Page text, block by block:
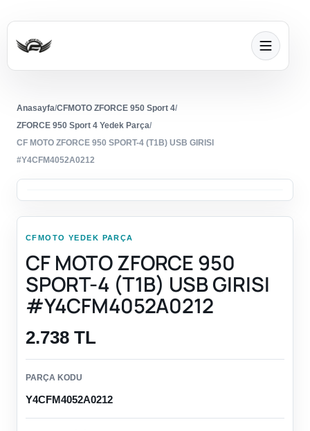
Anasayfa/CFMOTO ZFORCE 950 Sport 4/
ZFORCE 950 Sport 4 Yedek Parça/
CF MOTO ZFORCE 950 SPORT-4 (T1B) USB GIRISI
#Y4CFM4052A0212
CFMOTO YEDEK PARÇA
CF MOTO ZFORCE 950
SPORT-4 (T1B) USB GIRISI
#Y4CFM4052A0212
2.738 TL
PARÇA KODU
Y4CFM4052A0212